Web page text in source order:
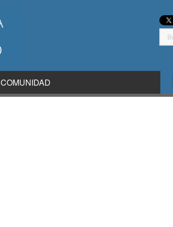
COMUNIDAD